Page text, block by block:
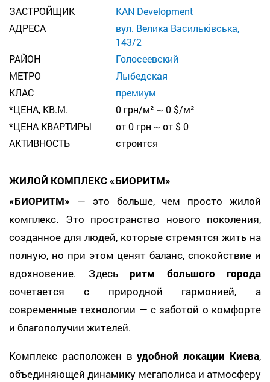
ЗАСТРОЙЩИК
KAN Development
АДРЕСА
вул. Велика Васильківська,
143/2
РАЙОН
Голосеевский
МЕТРО
Лыбедская
КЛАС
премиум
*ЦЕНА, КВ.М.
0 грн/м² ~ 0 $/м²
*ЦЕНА КВАРТИРЫ
от 0 грн ~ от $ 0
АКТИВНОСТЬ
строится
ЖИЛОЙ КОМПЛЕКС «БИОРИТМ»
«БИОРИТМ» — это больше, чем просто жилой
комплекс. Это пространство нового поколения,
созданное для людей, которые стремятся жить на
полную, но при этом ценят баланс, спокойствие и
вдохновение. Здесь ритм большого города
сочетается с природной гармонией, а
современные технологии — с заботой о комфорте
и благополучии жителей.
Комплекс расположен вудобной локации Киева,
объединяющей динамику мегаполиса и атмосферу